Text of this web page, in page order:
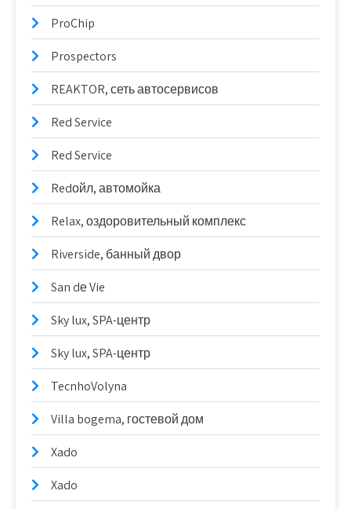
ProChip
Prospectors
REAKTOR, сеть автосервисов
Red Service
Red Service
Redойл, автомойка
Relax, оздоровительный комплекс
Riverside, банный двор
San dе Vie
Sky lux, SPA-центр
Sky lux, SPA-центр
TecnhoVolyna
Villa bogema, гостевой дом
Xado
Xado